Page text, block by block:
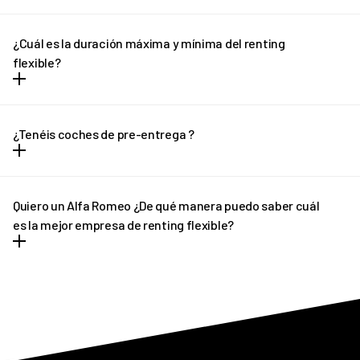
(excepto Canarias) y recibirlo en la puerta de tu casa en solo unos
días.
¿Cuál es la duración máxima y mínima del renting
flexible?
36 meses. En el caso de necesitar una cotización adaptada, no
dudes en ponerte en contacto con REVEL. ¡Te ayudaremos!
¿Tenéis coches de pre-entrega ?
algún retraso pondremos a tu disposición un vehículo de pre-
entrega que podrás disfrutar hasta que llegue tu vehículo
definitivo.
Quiero un Alfa Romeo ¿De qué manera puedo saber cuál
es la mejor empresa de renting flexible?
poco más personas apuestan por nuestro asesoramiento
personalizado. Siempre y en todo momento estamos pendientes
de todo cuanto necesitan nuestros clientes antes y tras la